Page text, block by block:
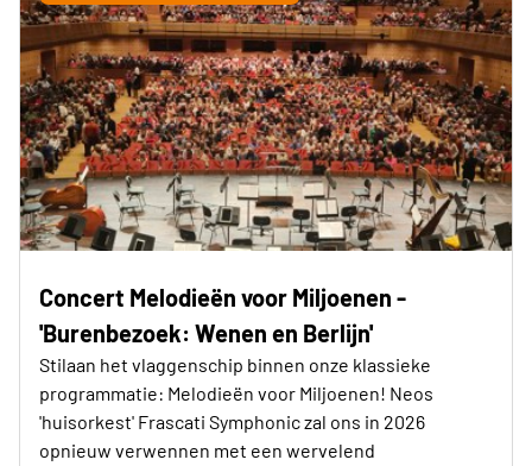
Concert Melodieën voor Miljoenen -
'Burenbezoek: Wenen en Berlijn'
Stilaan het vlaggenschip binnen onze klassieke
programmatie: Melodieën voor Miljoenen! Neos
'huisorkest' Frascati Symphonic zal ons in 2026
opnieuw verwennen met een wervelend